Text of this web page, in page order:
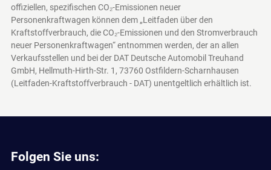
offiziellen, spezifischen CO₂-Emissionen neuer
Personenkraftwagen können dem „Leitfaden über den
Kraftstoffverbrauch, die CO₂-Emissionen und den Stromverbrauch
neuer Personenkraftwagen“ entnommen werden, der an allen
Verkaufsstellen und bei der DAT Deutsche Automobil Treuhand
GmbH, Hellmuth-Hirth-Str. 1, 73760 Ostfildern-Scharnhausen
(Leitfaden-Kraftstoffverbrauch - DAT) unentgeltlich erhältlich ist.
Folgen Sie uns: